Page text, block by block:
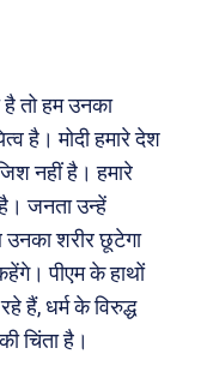
है तो हम उनका
है। मोदी हमारे देश
नहीं है। हमारे
जनता उन्हें
शरीर छूटेगा
पीएम के हाथों
हैं, धर्म के विरुद्ध
चिंता है।